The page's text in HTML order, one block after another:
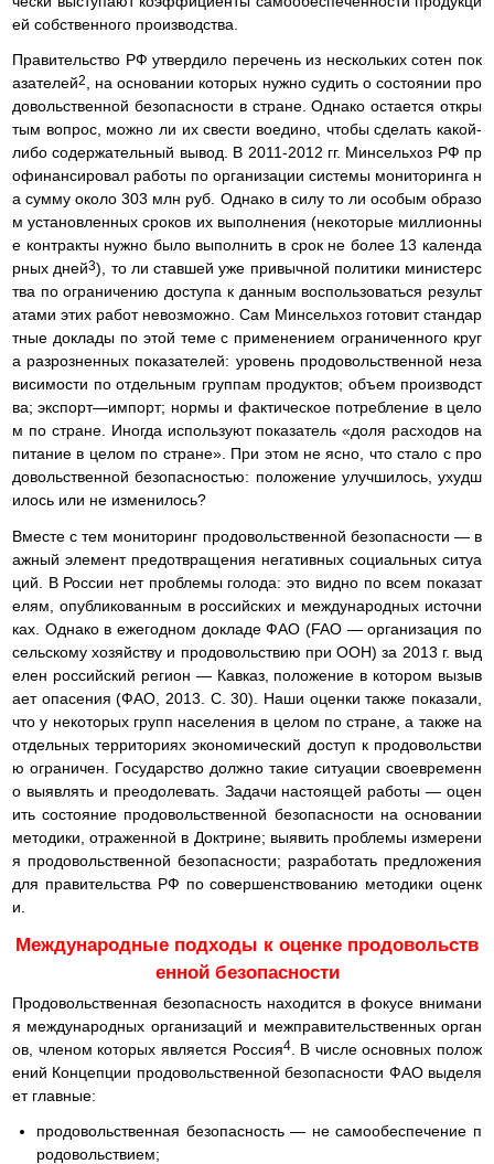
ей собственного производства.
Правительство РФ утвердило перечень из нескольких сотен пок
азателей2, на основании которых нужно судить о состоянии про
довольственной безопасности в стране. Однако остается откры
тым вопрос, можно ли их свести воедино, чтобы сделать какой-
либо содержательный вывод. В 2011-2012 гг. Минсельхоз РФ пр
офинансировал работы по организации системы мониторинга н
а сумму около 303 млн руб. Однако в силу то ли особым образо
м установленных сроков их выполнения (некоторые миллионны
е контракты нужно было выполнить в срок не более 13 календа
рных дней3), то ли ставшей уже привычной политики министерс
тва по ограничению доступа к данным воспользоваться результ
атами этих работ невозможно. Сам Минсельхоз готовит стандар
тные доклады по этой теме с применением ограниченного круг
а разрозненных показателей: уровень продовольственной неза
висимости по отдельным группам продуктов; объем производст
ва; экспорт—импорт; нормы и фактическое потребление в цело
м по стране. Иногда используют показатель «доля расходов на
питание в целом по стране». При этом не ясно, что стало с про
довольственной безопасностью: положение улучшилось, ухудш
илось или не изменилось?
Вместе с тем мониторинг продовольственной безопасности — в
ажный элемент предотвращения негативных социальных ситуа
ций. В России нет проблемы голода: это видно по всем показат
елям, опубликованным в российских и международных источни
ках. Однако в ежегодном докладе ФАО (FAO — организация по
сельскому хозяйству и продовольствию при ООН) за 2013 г. выд
елен российский регион — Кавказ, положение в котором вызыв
ает опасения (ФАО, 2013. С. 30). Наши оценки также показали,
что у некоторых групп населения в целом по стране, а также на
отдельных территориях экономический доступ к продовольстви
ю ограничен. Государство должно такие ситуации своевременн
о выявлять и преодолевать. Задачи настоящей работы — оцен
ить состояние продовольственной безопасности на основании
методики, отраженной в Доктрине; выявить проблемы измерени
я продовольственной безопасности; разработать предложения
для правительства РФ по совершенствованию методики оценк
и.
Международные подходы к оценке продовольств
енной безопасности
Продовольственная безопасность находится в фокусе внимани
я международных организаций и межправительственных орган
ов, членом которых является Россия4. В числе основных полож
ений Концепции продовольственной безопасности ФАО выделя
ет главные:
продовольственная безопасность — не самообеспечение п
родовольствием;